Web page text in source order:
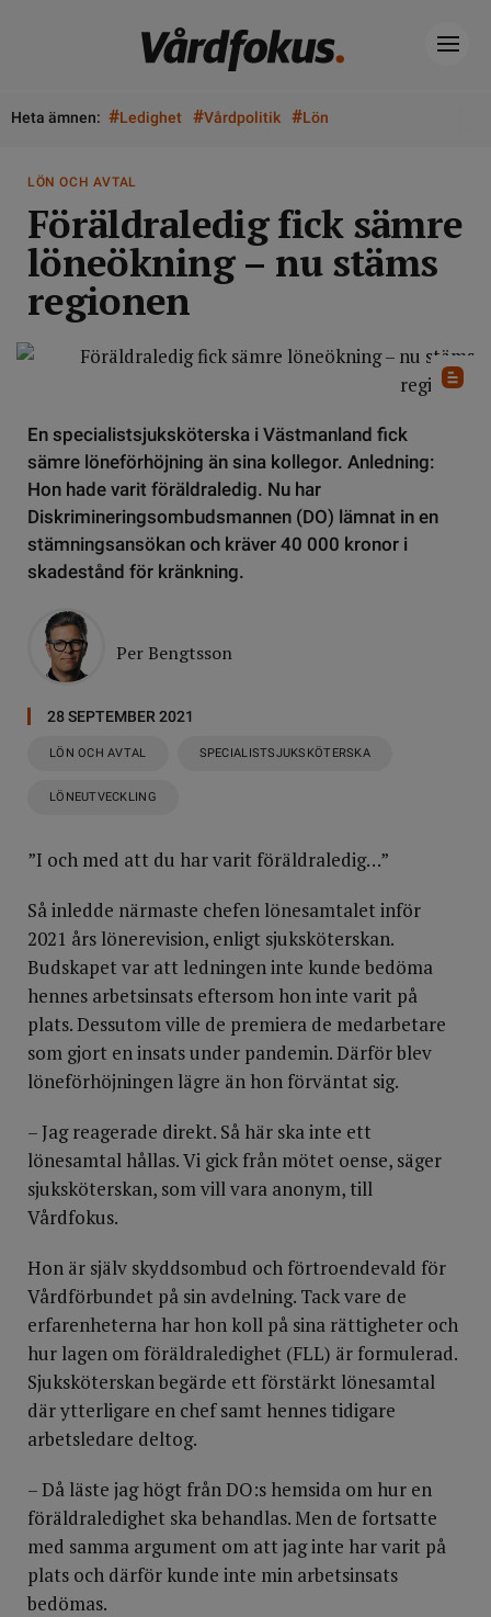
Heta ämnen: #Ledighet #Vårdpolitik #Lön
LÖN OCH AVTAL
Föräldraledig fick sämre
löneökning – nu stäms
regionen
En specialistsjuksköterska i Västmanland fick
sämre löneförhöjning än sina kollegor. Anledning:
Hon hade varit föräldraledig. Nu har
Diskrimineringsombudsmannen (DO) lämnat in en
stämningsansökan och kräver 40 000 kronor i
skadestånd för kränkning.
Per Bengtsson
28 SEPTEMBER 2021
LÖN OCH AVTAL SPECIALISTSJUKSKÖTERSKA
LÖNEUTVECKLING
”I och med att du har varit föräldraledig…”
Så inledde närmaste chefen lönesamtalet inför
2021 års lönerevision, enligt sjuksköterskan.
Budskapet var att ledningen inte kunde bedöma
hennes arbetsinsats eftersom hon inte varit på
plats. Dessutom ville de premiera de medarbetare
som gjort en insats under pandemin. Därför blev
löneförhöjningen lägre än hon förväntat sig.
– Jag reagerade direkt. Så här ska inte ett
lönesamtal hållas. Vi gick från mötet oense, säger
sjuksköterskan, som vill vara anonym, till
Vårdfokus.
Hon är själv skyddsombud och förtroendevald för
Vårdförbundet på sin avdelning. Tack vare de
erfarenheterna har hon koll på sina rättigheter och
hur lagen om föräldraledighet (FLL) är formulerad.
Sjuksköterskan begärde ett förstärkt lönesamtal
där ytterligare en chef samt hennes tidigare
arbetsledare deltog.
– Då läste jag högt från DO:s hemsida om hur en
föräldraledighet ska behandlas. Men de fortsatte
med samma argument om att jag inte har varit på
plats och därför kunde inte min arbetsinsats
bedömas.